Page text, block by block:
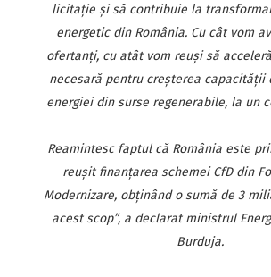
licitaţie şi să contribuie la
energetic din România. Cu cât vom
ofertanţi, cu atât vom reuşi să
necesară pentru creşterea capacităţii
energiei din surse regenerabile, la un
Reamintesc faptul că România este
reuşit finanţarea schemei CfD din
Modernizare, obţinând o sumă de 3
acest scop”, a declarat ministrul
Burduja.